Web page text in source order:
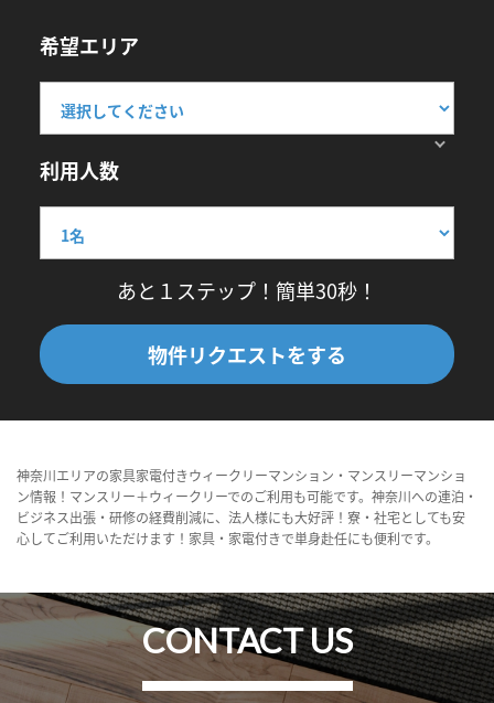
希望エリア
利用人数
あと１ステップ！簡単30秒！
物件リクエストをする
神奈川エリアの家具家電付きウィークリーマンション・マンスリーマンショ
ン情報！マンスリー＋ウィークリーでのご利用も可能です。神奈川への連泊・
ビジネス出張・研修の経費削減に、法人様にも大好評！寮・社宅としても安
心してご利用いただけます！家具・家電付きで単身赴任にも便利です。
CONTACT US